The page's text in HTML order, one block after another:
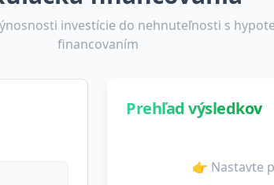
investície do nehnuteľnosti s
financovaním
Prehľad výsledkov
👉 Nastavte